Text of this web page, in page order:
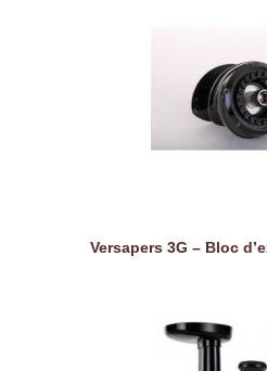
Versapers 3G – Bloc